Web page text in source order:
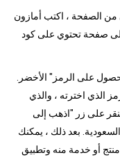
من الصفحة ، اكتب أمازون
صفحة تحتوي على كود
على الرمز" الأخضر.
الذي اخترته ، والذي
على زر "اذهب إلى
بعد ذلك ، يمكنك
أو خدمة منه وتطبيق